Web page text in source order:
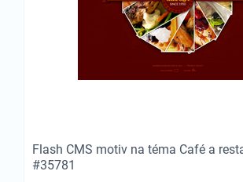
Flash CMS motiv na téma Café a
#35781